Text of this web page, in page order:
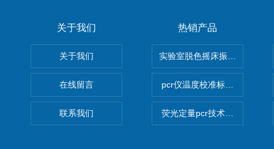
关于我们
关于我们
在线留言
联系我们
热销产品
实验室脱色摇床振荡器
pcr仪温度校准标定设备
荧光定量pcr技术定制化服务